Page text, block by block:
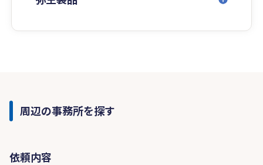
周辺の事務所を探す
依頼内容